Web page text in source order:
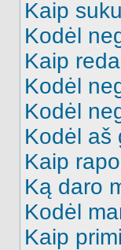
Kaip
Kodėl
Kaip
Kodėl
Kodėl
Kodėl aš
Kaip
Ką daro
Kodėl
Kaip